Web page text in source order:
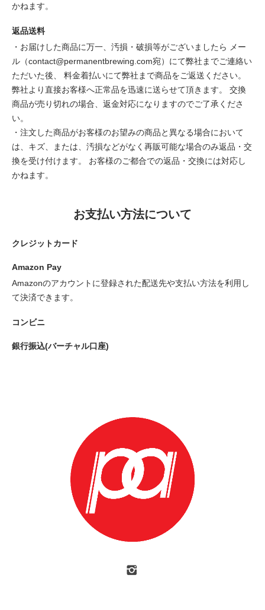
かねます。
返品送料
・お届けした商品に万一、汚損・破損等がございましたら メー
ル（contact@permanentbrewing.com宛）にて弊社までご連絡い
ただいた後、 料金着払いにて弊社まで商品をご返送ください。
弊社より直接お客様へ正常品を迅速に送らせて頂きます。 交換
商品が売り切れの場合、返金対応になりますのでご了承くださ
い。
・注文した商品がお客様のお望みの商品と異なる場合において
は、キズ、または、汚損などがなく再販可能な場合のみ返品・交
換を受け付けます。 お客様のご都合での返品・交換には対応し
かねます。
お支払い方法について
クレジットカード
Amazon Pay
Amazonのアカウントに登録された配送先や支払い方法を利用し
て決済できます。
コンビニ
銀行振込(バーチャル口座)